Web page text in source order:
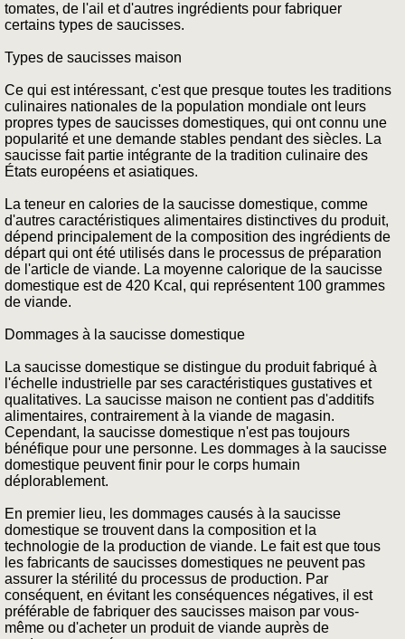
tomates, de l'ail et d'autres ingrédients pour fabriquer
certains types de saucisses.
Types de saucisses maison
Ce qui est intéressant, c'est que presque toutes les traditions
culinaires nationales de la population mondiale ont leurs
propres types de saucisses domestiques, qui ont connu une
popularité et une demande stables pendant des siècles. La
saucisse fait partie intégrante de la tradition culinaire des
États européens et asiatiques.
La teneur en calories de la saucisse domestique, comme
d'autres caractéristiques alimentaires distinctives du produit,
dépend principalement de la composition des ingrédients de
départ qui ont été utilisés dans le processus de préparation
de l'article de viande. La moyenne calorique de la saucisse
domestique est de 420 Kcal, qui représentent 100 grammes
de viande.
Dommages à la saucisse domestique
La saucisse domestique se distingue du produit fabriqué à
l'échelle industrielle par ses caractéristiques gustatives et
qualitatives. La saucisse maison ne contient pas d'additifs
alimentaires, contrairement à la viande de magasin.
Cependant, la saucisse domestique n'est pas toujours
bénéfique pour une personne. Les dommages à la saucisse
domestique peuvent finir pour le corps humain
déplorablement.
En premier lieu, les dommages causés à la saucisse
domestique se trouvent dans la composition et la
technologie de la production de viande. Le fait est que tous
les fabricants de saucisses domestiques ne peuvent pas
assurer la stérilité du processus de production. Par
conséquent, en évitant les conséquences négatives, il est
préférable de fabriquer des saucisses maison par vous-
même ou d'acheter un produit de viande auprès de